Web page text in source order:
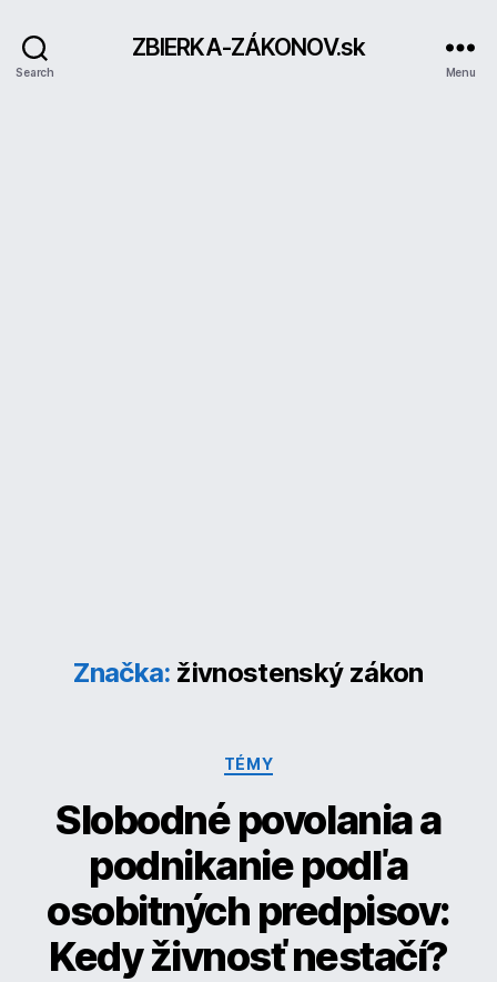
Search
ZBIERKA-ZÁKONOV.sk
Menu
Značka: živnostenský zákon
Kategórie
TÉMY
Slobodné povolania a
podnikanie podľa
osobitných predpisov:
Kedy živnosť nestačí?